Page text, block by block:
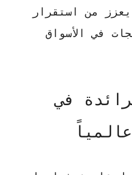
من استقرار
في الأسواق
في